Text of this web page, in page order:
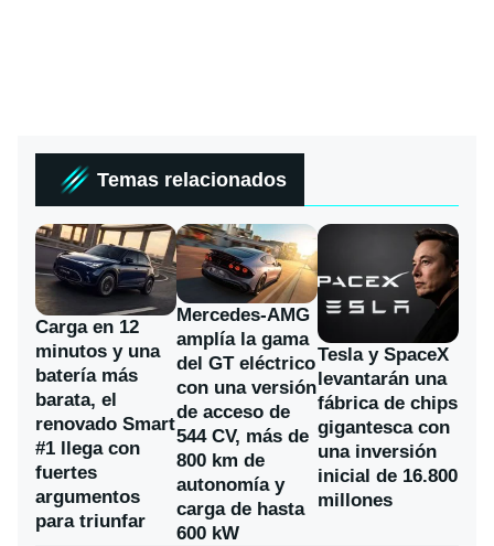
Temas relacionados
Carga en 12
minutos y una
batería más
barata, el
renovado Smart
#1 llega con
fuertes
argumentos
para triunfar
Mercedes-AMG
amplía la gama
del GT eléctrico
con una versión
de acceso de
544 CV, más de
800 km de
autonomía y
carga de hasta
600 kW
Tesla y SpaceX
levantarán una
fábrica de chips
gigantesca con
una inversión
inicial de 16.800
millones